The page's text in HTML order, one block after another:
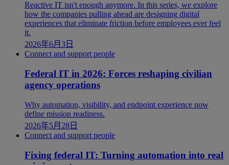
Reactive IT isn't enough anymore. In this series, we explore
how the companies pulling ahead are designing digital
experiences that eliminate friction before employees ever feel
it.
2026年6月3日
Connect and support people
Federal IT in 2026: Forces reshaping civilian
agency operations
Why automation, visibility, and endpoint experience now
define mission readiness.
2026年5月28日
Connect and support people
Fixing federal IT: Turning automation into real